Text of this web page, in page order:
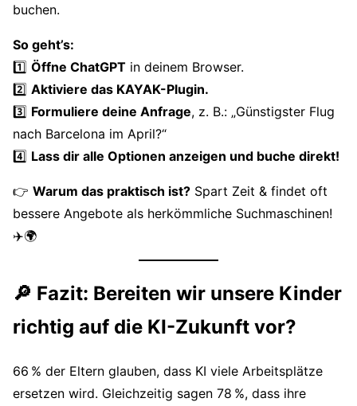
buchen.
So geht’s:
1️⃣ Öffne ChatGPT in deinem Browser.
2️⃣ Aktiviere das KAYAK-Plugin.
3️⃣ Formuliere deine Anfrage, z. B.: „Günstigster Flug
nach Barcelona im April?“
4️⃣ Lass dir alle Optionen anzeigen und buche direkt!
👉 Warum das praktisch ist? Spart Zeit & findet oft
bessere Angebote als herkömmliche Suchmaschinen!
✈️🌍
🔎 Fazit: Bereiten wir unsere Kinder
richtig auf die KI-Zukunft vor?
66 % der Eltern glauben, dass KI viele Arbeitsplätze
ersetzen wird. Gleichzeitig sagen 78 %, dass ihre